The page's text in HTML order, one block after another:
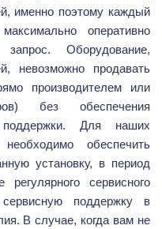
именно поэтому каждый
оперативно
Оборудование,
невозможно продавать
производителем или
без обеспечения
поддержки. Для наших
обеспечить
установку, в период
регулярного сервисного
поддержку в
В случае, когда вам не